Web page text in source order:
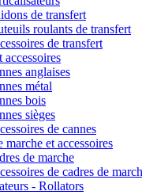
de transfert
roulants de transfert
de transfert
accessoires
anglaises
métal
bois
sièges
de cannes
marche et accessoires
de marche
de cadres de
- Rollators